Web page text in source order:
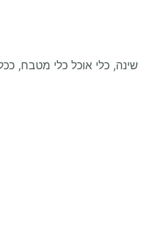
כלי אוכל כלי מטבח,